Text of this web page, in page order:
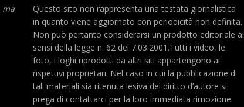
ma
Questo sito non rappresenta una testata giornalistica
in quanto viene aggiornato con periodicità non definita.
Non può pertanto considerarsi un prodotto editoriale ai
sensi della legge n. 62 del 7.03.2001.Tutti i video, le
foto, i loghi riprodotti da altri siti appartengono ai
rispettivi proprietari. Nel caso in cui la pubblicazione di
tali materiali sia ritenuta lesiva del diritto d’autore si
prega di contattarci per la loro immediata rimozione.